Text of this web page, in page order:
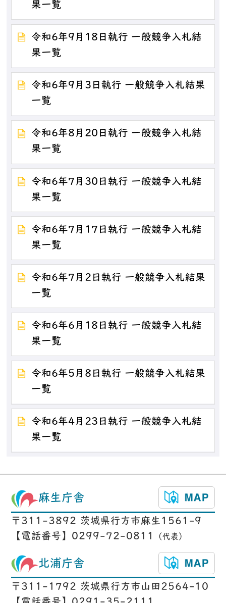
果一覧
令和6年9月18日執行 一般競争入札結
果一覧
令和6年9月3日執行 一般競争入札結果
一覧
令和6年8月20日執行 一般競争入札結
果一覧
令和6年7月30日執行 一般競争入札結
果一覧
令和6年7月17日執行 一般競争入札結
果一覧
令和6年7月2日執行 一般競争入札結果
一覧
令和6年6月18日執行 一般競争入札結
果一覧
令和6年5月8日執行 一般競争入札結果
一覧
令和6年4月23日執行 一般競争入札結
果一覧
麻生庁舎
〒311-3892 茨城県行方市麻生1561-9
【電話番号】0299-72-0811
（代表）
北浦庁舎
〒311-1792 茨城県行方市山田2564-10